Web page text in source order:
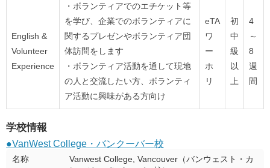
English &
Volunteer
Experience
・ボランティアでのエチケット等
を学び、企業でのボランティアに
関するプレゼンやボランティア団
体訪問をします
・ボランティア活動を通して現地
の人と交流したい方、ボランティ
ア活動に興味がある方向け
eTA
ワ
ー
ホ
リ
初
中
級
以
上
4
～
8
週
間
学校情報
●VanWest College・バンクーバー校
名称
Vanwest College, Vancouver（バンウェスト・カ